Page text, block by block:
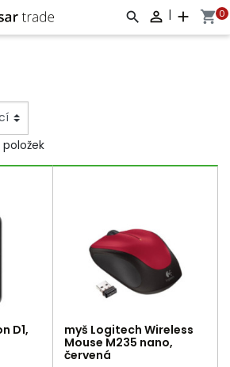
  | add shopping_cart0
položek
D1,
myš Logitech Wireless
Mouse M235 nano,
červená